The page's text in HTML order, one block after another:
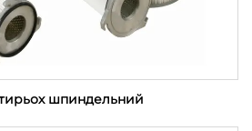
шпиндельний